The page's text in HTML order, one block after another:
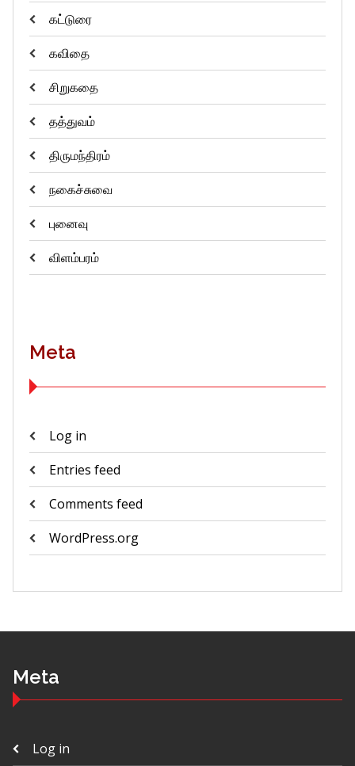
கட்டுரை
கவிதை
சிறுகதை
தத்துவம்
திருமந்திரம்
நகைச்சுவை
புனைவு
விளம்பரம்
Meta
Log in
Entries feed
Comments feed
WordPress.org
Meta
Log in